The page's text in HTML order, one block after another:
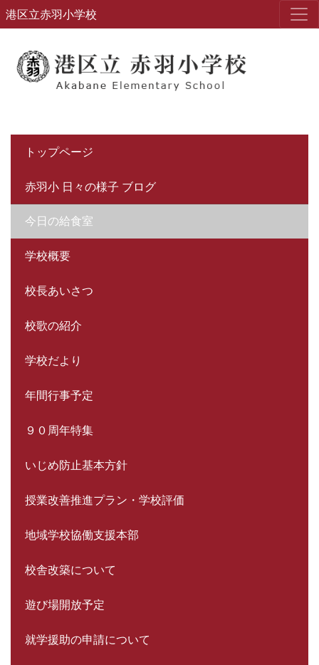
港区立赤羽小学校
トップページ
赤羽小 日々の様子 ブログ
今日の給食室
学校概要
校長あいさつ
校歌の紹介
学校だより
年間行事予定
９０周年特集
いじめ防止基本方針
授業改善推進プラン・学校評価
地域学校協働支援本部
校舎改築について
遊び場開放予定
就学援助の申請について